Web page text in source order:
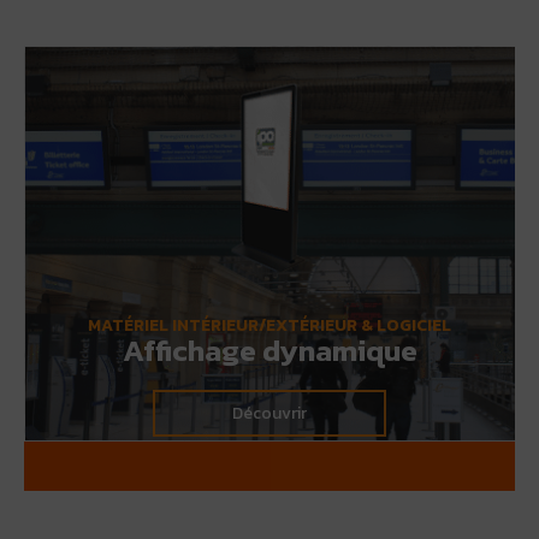
Spécialiste des solutions informatiques robustes, IPO
industriels conçus pour répondre aux exigences des
fiabilité et durabilité.
Que ce soit pour l'automatisation, le contrôle ou la
supervision industrielle, les PC industriels d'IPO Technologie
parfaite dans vos infrastructures.
Découvrir
MATÉRIEL INTÉRIEUR/EXTÉRIEUR & LOGICIEL
Affichage dynamique
Découvrir